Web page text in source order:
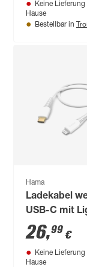
Keine Lieferung
Hause
Bestellbar in
Hama
Ladekabel
USB-C mit
1,5 m
26,99 €
Keine Lieferung
Hause